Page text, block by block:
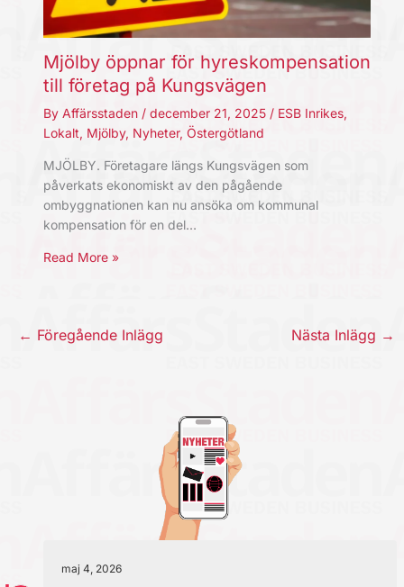
Mjölby öppnar för hyreskompensation
till företag på Kungsvägen
By Affärsstaden / december 21, 2025 / ESB Inrikes,
Lokalt, Mjölby, Nyheter, Östergötland
MJÖLBY. Företagare längs Kungsvägen som
påverkats ekonomiskt av den pågående
ombyggnationen kan nu ansöka om kommunal
kompensation för en del…
Read More »
← Föregående Inlägg Nästa Inlägg →
maj 4, 2026